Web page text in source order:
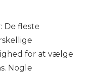
De fleste
for at vælge
Nogle